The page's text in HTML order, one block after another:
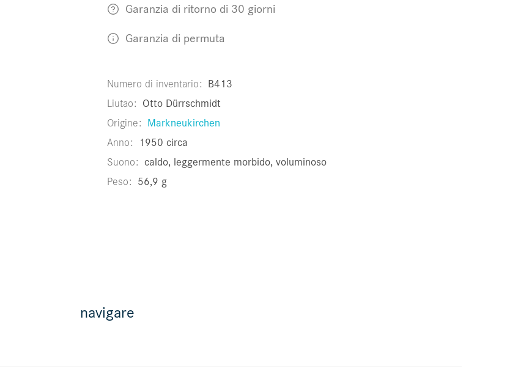
Garanzia di ritorno di 30 giorni
Garanzia di permuta
Numero di inventario B413
Liutao Otto Dürrschmidt
Origine Markneukirchen
Anno
1950 circa
Suono caldo, leggermente morbido, voluminoso
Peso 56,9 g
navigare